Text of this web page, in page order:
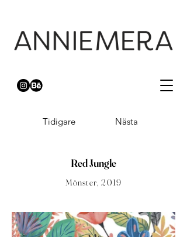
Tidigare Nästa
Red Jungle
Mönster, 2019